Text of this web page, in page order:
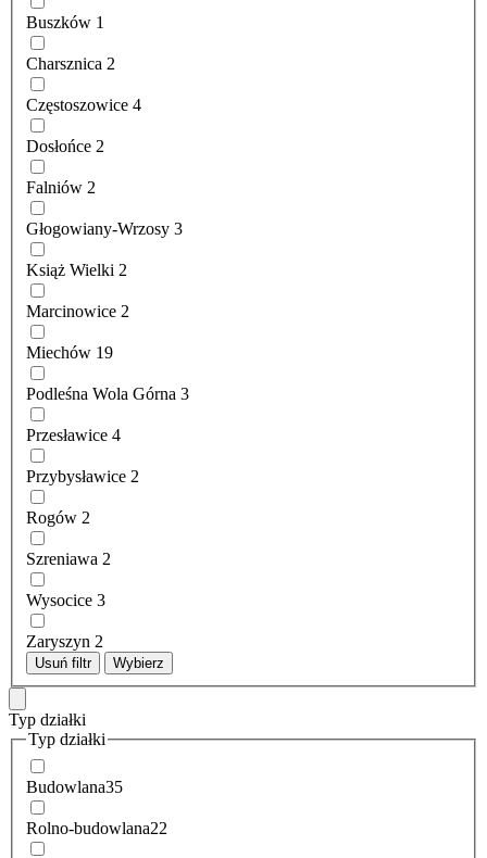
Buszków 1
Charsznica 2
Częstoszowice 4
Dosłońce 2
Falniów 2
Głogowiany-Wrzosy 3
Książ Wielki 2
Marcinowice 2
Miechów 19
Podleśna Wola Górna 3
Przesławice 4
Przybysławice 2
Rogów 2
Szreniawa 2
Wysocice 3
Zaryszyn 2
Usuń filtr Wybierz
Typ działki
Typ działki
Budowlana35
Rolno-budowlana22